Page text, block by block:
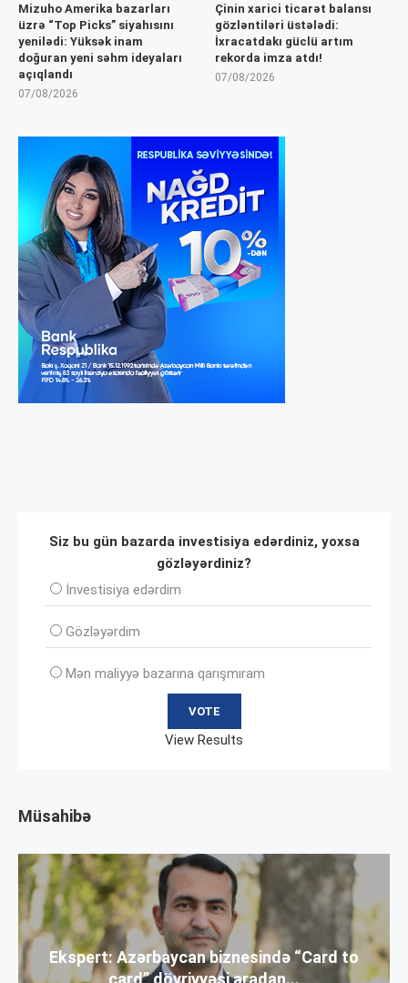
Mizuho Amerika bazarları
üzrə “Top Picks” siyahısını
yenilədi: Yüksək inam
doğuran yeni səhm ideyaları
açıqlandı
07/08/2026
Çinin xarici ticarət balansı
gözləntiləri üstələdi:
İxracatdakı güclü artım
rekorda imza atdı!
07/08/2026
Siz bu gün bazarda investisiya edərdiniz, yoxsa
gözləyərdiniz?
İnvеstisiya edərdim
Gözləyərdim
Mən maliyyə bazarına qarışmıram
View Results
Müsahibə
Ekspert: Azərbaycan biznesində “Card to
card” dövriyyəsi aradan...